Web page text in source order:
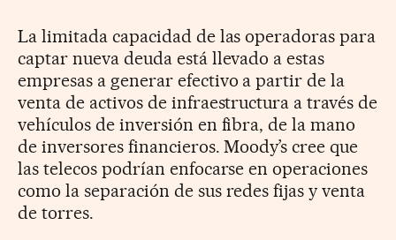
La limitada capacidad de las operadoras para
captar nueva deuda está llevado a estas
empresas a generar efectivo a partir de la
venta de activos de infraestructura a través de
vehículos de inversión en fibra, de la mano
de inversores financieros. Moody’s cree que
las telecos podrían enfocarse en operaciones
como la separación de sus redes fijas y venta
de torres.